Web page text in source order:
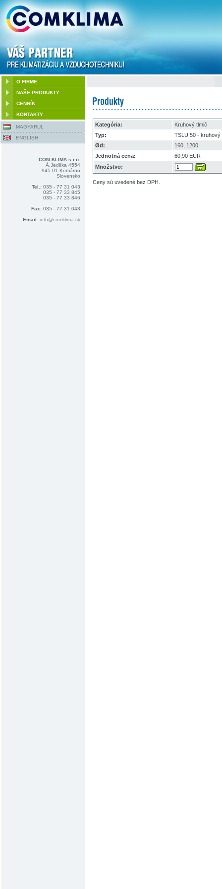
O FIRME
NAŠE PRODUKTY
CENNÍK
KONTAKTY
MAGYARUL
ENGLISH
COM-KLIMA s.r.o.
Á.Jedlíka 4554
945 01 Komárno
Slovensko
Tel.: 035 - 77 31 043
035 - 77 33 845
035 - 77 33 846
Fax: 035 - 77 31 043
Email: info@comklima.sk
Kategória:
Kruhový tlmič
Typ:
TSLU 50 - kruhový
Ød:
160, 1200
Jednotná cena:
60,90 EUR
Množstvo:
Ceny sú uvedené bez DPH.